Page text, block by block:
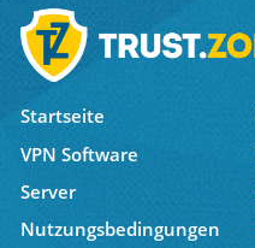
Startseite
VPN Software
Server
Nutzungsbedingungen